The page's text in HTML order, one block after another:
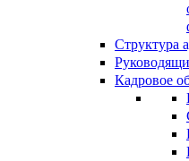
Структура
Кадровое